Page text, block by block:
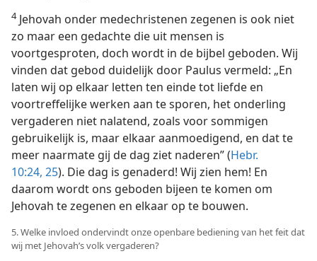
4Jehovah onder medechristenen zegenen is ook niet
zo maar een gedachte die uit mensen is
voortgesproten, doch wordt in de bijbel geboden. Wij
vinden dat gebod duidelijk door Paulus vermeld: „En
laten wij op elkaar letten ten einde tot liefde en
voortreffelijke werken aan te sporen, het onderling
vergaderen niet nalatend, zoals voor sommigen
gebruikelijk is, maar elkaar aanmoedigend, en dat te
meer naarmate gij de dag ziet naderen” (Hebr.
10:24, 25). Die dag is genaderd! Wij zien hem! En
daarom wordt ons geboden bijeen te komen om
Jehovah te zegenen en elkaar op te bouwen.
5. Welke invloed ondervindt onze openbare bediening van het feit dat
wij met Jehovah’s volk vergaderen?